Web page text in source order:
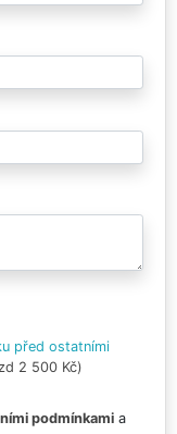
před ostatními
2 500 Kč)
podmínkami a